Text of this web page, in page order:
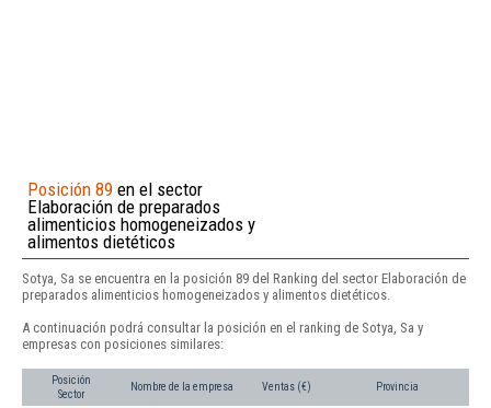
Posición 89 en el sector
Elaboración de preparados
alimenticios homogeneizados y
alimentos dietéticos
Sotya, Sa se encuentra en la posición 89 del Ranking del sector Elaboración de
preparados alimenticios homogeneizados y alimentos dietéticos.
A continuación podrá consultar la posición en el ranking de Sotya, Sa y
empresas con posiciones similares:
Posición
Sector
Nombre de la empresa Ventas (€) Provincia